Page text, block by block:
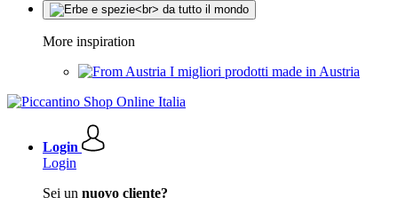
More inspiration
I migliori prodotti made in Austria
Login
Login
Sei un nuovo cliente?